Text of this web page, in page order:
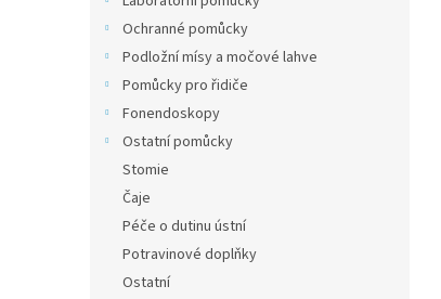
Ochranné pomůcky
Podložní mísy a močové lahve
Pomůcky pro řidiče
Fonendoskopy
Ostatní pomůcky
Stomie
Čaje
Péče o dutinu ústní
Potravinové doplňky
Ostatní